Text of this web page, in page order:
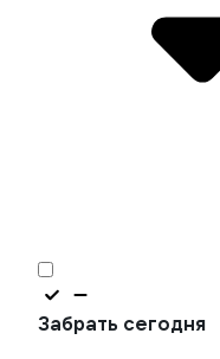
Забрать сегодня